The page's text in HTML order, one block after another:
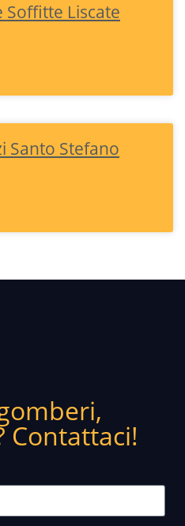
Soffitte Liscate
Santo Stefano
Contattaci!